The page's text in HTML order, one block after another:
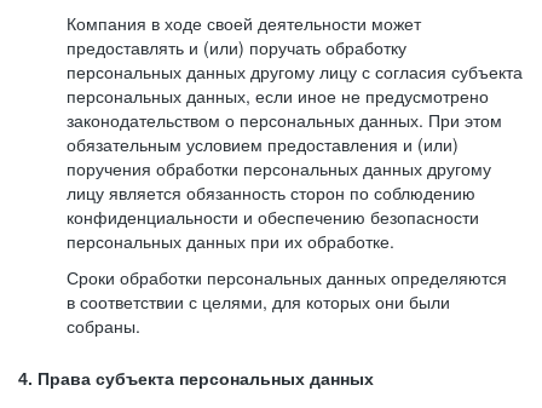
Компания в ходе своей деятельности может
предоставлять и (или) поручать обработку
персональных данных другому лицу с согласия субъекта
персональных данных, если иное не предусмотрено
законодательством о персональных данных. При этом
обязательным условием предоставления и (или)
поручения обработки персональных данных другому
лицу является обязанность сторон по соблюдению
конфиденциальности и обеспечению безопасности
персональных данных при их обработке.
Сроки обработки персональных данных определяются
в соответствии с целями, для которых они были
собраны.
4. Права субъекта персональных данных